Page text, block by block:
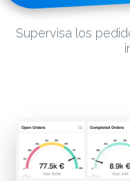
Supervisa los